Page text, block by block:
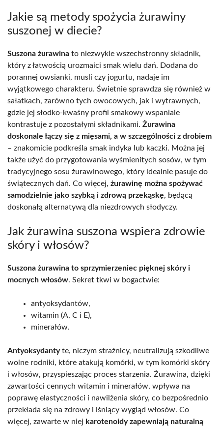
Jakie są metody spożycia żurawiny
suszonej w diecie?
Suszona żurawina to niezwykle wszechstronny składnik,
który z łatwością urozmaici smak wielu dań. Dodana do
porannej owsianki, musli czy jogurtu, nadaje im
wyjątkowego charakteru. Świetnie sprawdza się również w
sałatkach, zarówno tych owocowych, jak i wytrawnych,
gdzie jej słodko-kwaśny profil smakowy wspaniale
kontrastuje z pozostałymi składnikami. Żurawina
doskonale łączy się z mięsami, a w szczególności z drobiem
– znakomicie podkreśla smak indyka lub kaczki. Można jej
także użyć do przygotowania wyśmienitych sosów, w tym
tradycyjnego sosu żurawinowego, który idealnie pasuje do
świątecznych dań. Co więcej, żurawinę można spożywać
samodzielnie jako szybką i zdrową przekąskę, będącą
doskonałą alternatywą dla niezdrowych słodyczy.
Jak żurawina suszona wspiera zdrowie
skóry i włosów?
Suszona żurawina to sprzymierzeniec pięknej skóry i
mocnych włosów. Sekret tkwi w bogactwie:
antyoksydantów,
witamin (A, C i E),
minerałów.
Antyoksydantyte, niczym strażnicy, neutralizują szkodliwe
wolne rodniki, które atakują komórki, w tym komórki skóry
i włosów, przyspieszając proces starzenia. Żurawina, dzięki
zawartości cennych witamin i minerałów, wpływa na
poprawę elastyczności i nawilżenia skóry, co bezpośrednio
przekłada się na zdrowy i lśniący wygląd włosów. Co
więcej, zawarte w niej karotenoidy zapewniają naturalną